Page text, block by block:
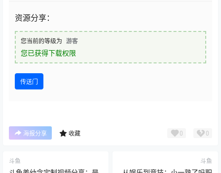
资源分享：
您当前的等级为 游客
您已获得下载权限
传送门
海报分享 收藏 0 0
斗鱼 斗鱼